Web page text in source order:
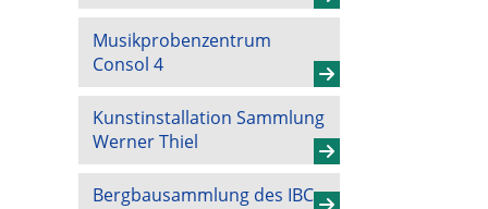
Musikprobenzentrum
Consol 4
Kunstinstallation Sammlung
Werner Thiel
Bergbausammlung des IBC